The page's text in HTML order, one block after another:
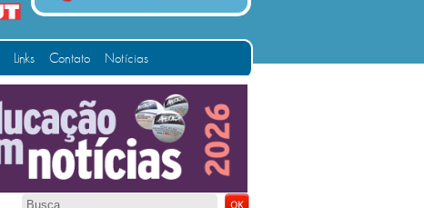
Links Contato Notícias